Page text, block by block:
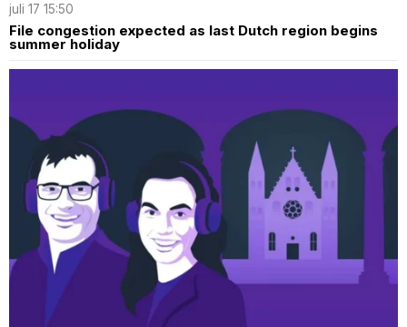
juli 17 15:50
File congestion expected as last Dutch region begins
summer holiday